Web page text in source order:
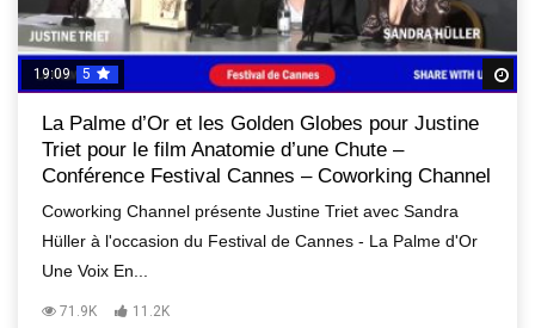
19:09 5
La Palme d’Or et les Golden Globes pour Justine
Triet pour le film Anatomie d’une Chute –
Conférence Festival Cannes – Coworking Channel
Coworking Channel présente Justine Triet avec Sandra
Hüller à l'occasion du Festival de Cannes - La Palme d'Or
Une Voix En...
71.9K 11.2K